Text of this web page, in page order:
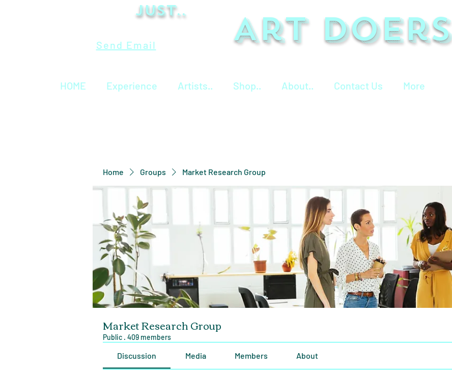
Send Email Art Doers
Just..
HOME Experience Artists.. Shop.. About.. Contact Us More
Home Groups Market Research Group
Market Research Group
Public · 409 members
Discussion Media Members About